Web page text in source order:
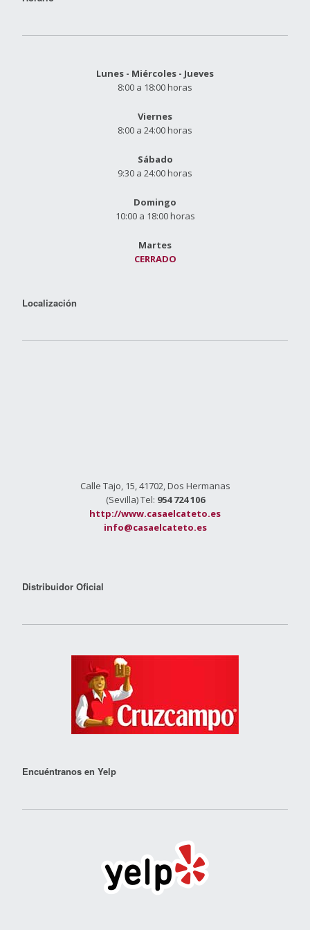
Lunes - Miércoles - Jueves
8:00 a 18:00 horas
Viernes
8:00 a 24:00 horas
Sábado
9:30 a 24:00 horas
Domingo
10:00 a 18:00 horas
Martes
CERRADO
Localización
Calle Tajo, 15, 41702, Dos Hermanas
(Sevilla) Tel: 954 724 106
http://www.casaelcateto.es
info@casaelcateto.es
Distribuidor Oficial
Encuéntranos en Yelp